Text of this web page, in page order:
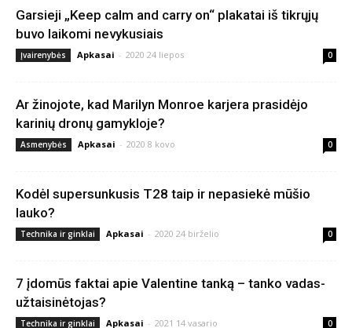
Garsieji „Keep calm and carry on“ plakatai iš tikrųjų
buvo laikomi nevykusiais
Įvairenybės Apkasai - 2020 24 liepos 0
Ar žinojote, kad Marilyn Monroe karjera prasidėjo
karinių dronų gamykloje?
Asmenybės Apkasai - 2020 8 kovo 0
Kodėl supersunkusis T28 taip ir nepasiekė mūšio
lauko?
Technika ir ginklai Apkasai - 2020 24 birželio 0
7 įdomūs faktai apie Valentine tanką – tanko vadas-
užtaisinėtojas?
Technika ir ginklai Apkasai - 2021 14 vasario 0